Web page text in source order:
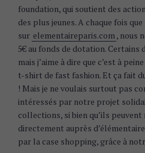
foundation, qui soutient des
des plus jeunes. A chaque fois
sur elementaireparis.com, nous
5€ au fonds de dotation. Certains
mais j’aime à dire que c’est à
t-shirt de fast fashion. Et ça fait
! Mais je ne voulais surtout pas
intéressés par notre projet
collections, si bien qu’ils
directement auprès
par la case shopping, grâce à
h
o